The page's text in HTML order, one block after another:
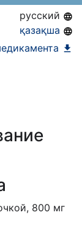
обеспечения)
ГОБМП,
русский
қазақша
800 мг